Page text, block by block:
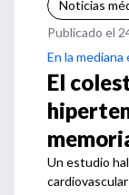
Noticias
Publicado el
En la mediana
El
Un estudio